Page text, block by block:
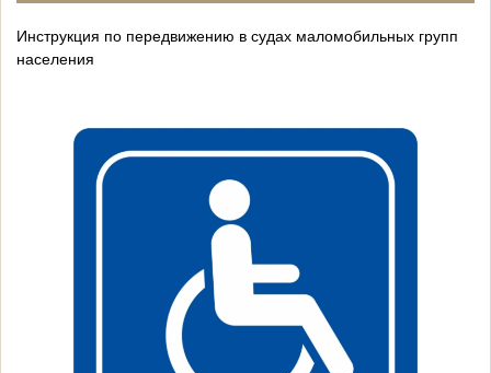
Инструкция по передвижению в судах маломобильных групп
населения